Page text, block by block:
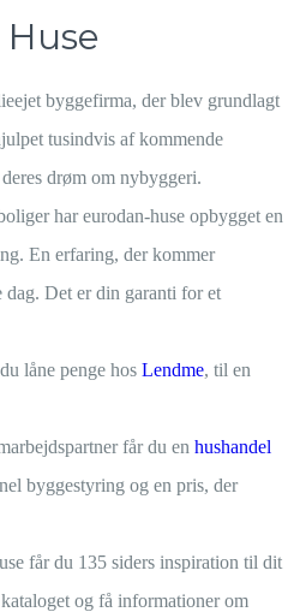
byggefirma, der blev grundlagt
tusindvis af kommende
drøm om nybyggeri.
har eurodan-huse opbygget en
En erfaring, der kommer
dag. Det er din garanti for et
låne penge hos Lendme, til en
får du en hushandel
byggestyring og en pris, der
får du 135 siders inspiration til dit
og få informationer om